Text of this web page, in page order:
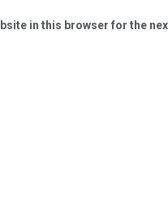
in this browser for the